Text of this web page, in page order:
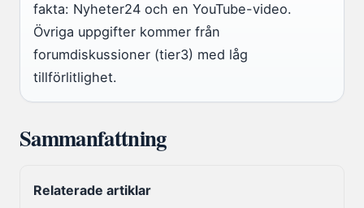
fakta: Nyheter24 och en YouTube-video.
Övriga uppgifter kommer från
forumdiskussioner (tier3) med låg
tillförlitlighet.
Sammanfattning
Relaterade artiklar